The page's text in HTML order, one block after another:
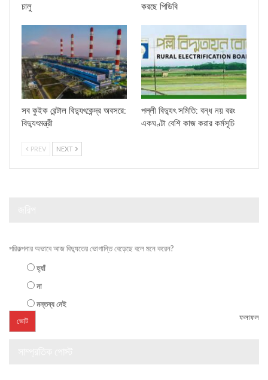
চালু
করছে পিডিবি
সব কুইক রেন্টাল বিদ্যুৎকেন্দ্র অবসরে:
বিদ্যুৎমন্ত্রী
পল্লী বিদ্যুৎ সমিতি: বন্ধ নয় বরং
একঘণ্টা বেশি কাজ করার কর্মসূচি
PREV NEXT
পরিকল্পনার অভাবে আজ বিদ্যুতের ভোগান্তি বেড়েছে বলে মনে করেন?
হ্যাঁ
না
মন্তব্য নেই
ফলাফল